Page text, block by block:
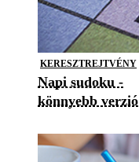
KERESZTREJTVÉNY
Napi sudoku -
könnyebb verzió